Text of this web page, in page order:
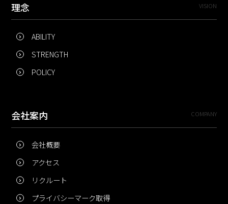
理念 VISION
ABILITY
STRENGTH
POLICY
会社案内 COMPANY
会社概要
アクセス
リクルート
プライバシーマーク取得